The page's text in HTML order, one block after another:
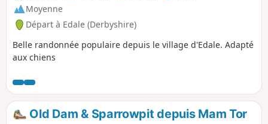
Moyenne
Départ à Edale (Derbyshire)
Belle randonnée populaire depuis le village d'Edale. Adapté
aux chiens
Old Dam & Sparrowpit depuis Mam Tor